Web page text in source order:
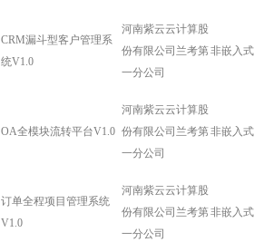
CRM漏斗型客户管理系
统V1.0
河南紫云云计算股
份有限公司兰考第
一分公司
非嵌入式
OA全模块流转平台V1.0
河南紫云云计算股
份有限公司兰考第
一分公司
非嵌入式
订单全程项目管理系统
V1.0
河南紫云云计算股
份有限公司兰考第
一分公司
非嵌入式